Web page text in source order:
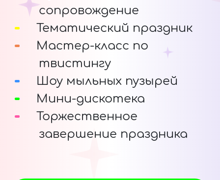
сопровождение
Тематический праздник
Мастер-класс по
твистингу
Шоу мыльных пузырей
Мини-дискотека
Торжественное
завершение праздника